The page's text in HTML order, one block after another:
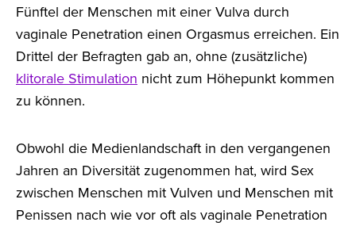
Fünftel der Menschen mit einer Vulva durch
vaginale Penetration einen Orgasmus erreichen. Ein
Drittel der Befragten gab an, ohne (zusätzliche)
klitorale Stimulation nicht zum Höhepunkt kommen
zu können.
Obwohl die Medienlandschaft in den vergangenen
Jahren an Diversität zugenommen hat, wird Sex
zwischen Menschen mit Vulven und Menschen mit
Penissen nach wie vor oft als vaginale Penetration